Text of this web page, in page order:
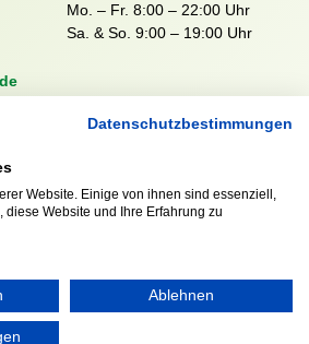
Mo. – Fr. 8:00 – 22:00 Uhr
Sa. & So. 9:00 – 19:00 Uhr
Datenschutzbestimmungen
Website. Einige von ihnen sind essenziell,
Website und Ihre Erfahrung zu
Ablehnen